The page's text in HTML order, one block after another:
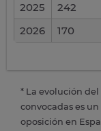
2025
242
2026
170
* La evolución
convocadas es
oposición en